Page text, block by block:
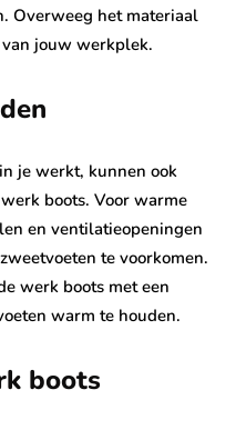
Overweeg het materiaal
van jouw werkplek.
je werkt, kunnen ook
boots. Voor warme
en ventilatieopeningen
te voorkomen.
werk boots met een
warm te houden.
boots